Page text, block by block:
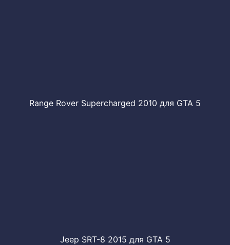
Range Rover Supercharged 2010 для GTA 5
Jeep SRT-8 2015 для GTA 5